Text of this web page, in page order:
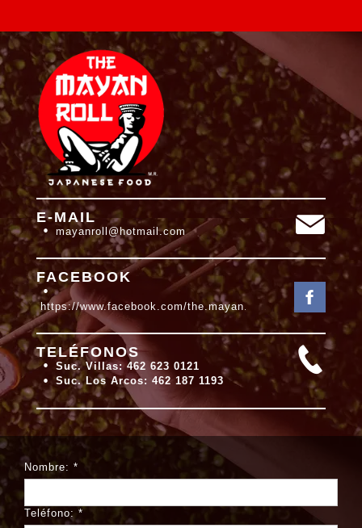
E-MAIL
mayanroll@hotmail.com
FACEBOOK
https://www.facebook.com/the.mayan.roll
TELÉFONOS
Suc. Villas: 462 623 0121
Suc. Los Arcos: 462 187 1193
Contactanos
Nombre: *
Teléfono: *